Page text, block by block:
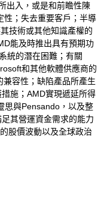
出入，或是和前瞻性陳
性；失去重要客戶；半導
技術或其他知識產權的
能及時推出具有預期功
統的潛在困難；有關
和其他軟體供應商的
容性；缺陷產品所產生
施；AMD實現遞延所得
思與Pensando，以及整
其營運資金需求的能力
股價波動以及全球政治